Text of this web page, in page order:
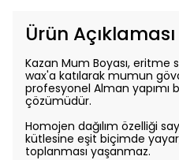
Ürün Açıklaması
Kazan Mum Boyası,
wax'a katılarak mumun
profesyonel Alman yapımı
çözümüdür.
Homojen dağılım özelliği
kütlesine eşit biçimde
toplanması yaşanmaz.